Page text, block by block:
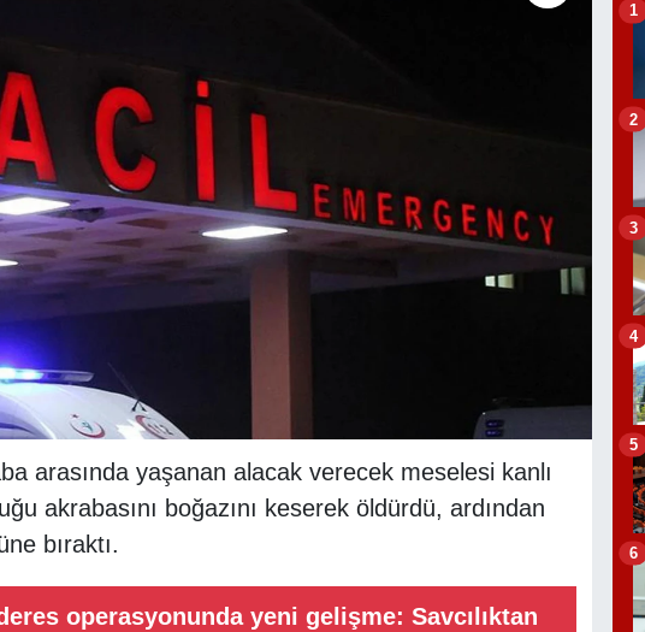
arasında yaşanan alacak verecek meselesi kanlı
akrabasını boğazını keserek öldürdü, ardından
bıraktı.
operasyonunda yeni gelişme: Savcılıktan
1
2
3
4
5
6